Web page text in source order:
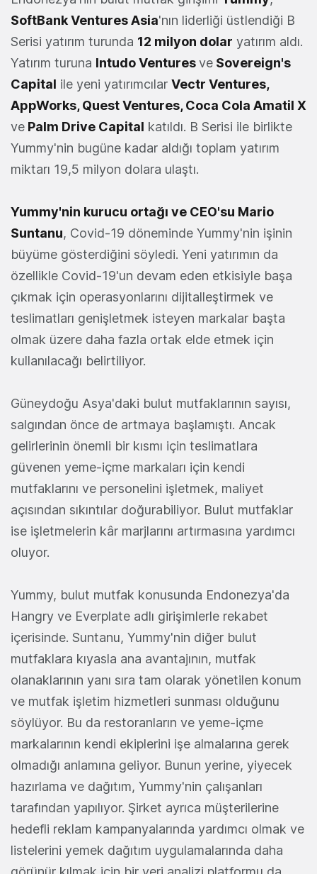
SoftBank Ventures Asia'nın liderliği üstlendiği B
Serisi yatırım turunda 12 milyon dolar yatırım aldı.
Yatırım turuna Intudo Venturesve Sovereign's
Capital ile yeni yatırımcılar Vectr Ventures,
AppWorks, Quest Ventures, Coca Cola Amatil X
ve Palm Drive Capital katıldı. B Serisi ile birlikte
Yummy'nin bugüne kadar aldığı toplam yatırım
miktarı 19,5 milyon dolara ulaştı.
Yummy'nin kurucu ortağı ve CEO'su Mario
Suntanu, Covid-19 döneminde Yummy'nin işinin
büyüme gösterdiğini söyledi. Yeni yatırımın da
özellikle Covid-19'un devam eden etkisiyle başa
çıkmak için operasyonlarını dijitalleştirmek ve
teslimatları genişletmek isteyen markalar başta
olmak üzere daha fazla ortak elde etmek için
kullanılacağı belirtiliyor.
Güneydoğu Asya'daki bulut mutfaklarının sayısı,
salgından önce de artmaya başlamıştı. Ancak
gelirlerinin önemli bir kısmı için teslimatlara
güvenen yeme-içme markaları için kendi
mutfaklarını ve personelini işletmek, maliyet
açısından sıkıntılar doğurabiliyor. Bulut mutfaklar
ise işletmelerin kâr marjlarını artırmasına yardımcı
oluyor.
Yummy, bulut mutfak konusunda Endonezya'da
Hangry ve Everplate adlı girişimlerle rekabet
içerisinde. Suntanu, Yummy'nin diğer bulut
mutfaklara kıyasla ana avantajının, mutfak
olanaklarının yanı sıra tam olarak yönetilen konum
ve mutfak işletim hizmetleri sunması olduğunu
söylüyor. Bu da restoranların ve yeme-içme
markalarının kendi ekiplerini işe almalarına gerek
olmadığı anlamına geliyor. Bunun yerine, yiyecek
hazırlama ve dağıtım, Yummy'nin çalışanları
tarafından yapılıyor. Şirket ayrıca müşterilerine
hedefli reklam kampanyalarında yardımcı olmak ve
listelerini yemek dağıtım uygulamalarında daha